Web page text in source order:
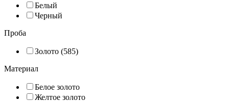
Белый
Черный
Проба
Золото (585)
Материал
Белое золото
Желтое золото